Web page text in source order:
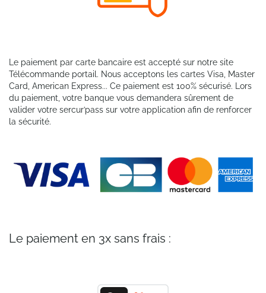
Le paiement par carte bancaire est accepté sur notre site
Télécommande portail. Nous acceptons les cartes Visa, Master
Card, American Express... Ce paiement est 100% sécurisé. Lors
du paiement, votre banque vous demandera sûrement de
valider votre sercur’pass sur votre application afin de renforcer
la sécurité.
Le paiement en 3x sans frais :